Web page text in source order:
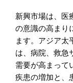
新興市場は、医
の意識の高まり
ます。アジア太
は、病院、救急
需要が高まって
疾患の増加と、